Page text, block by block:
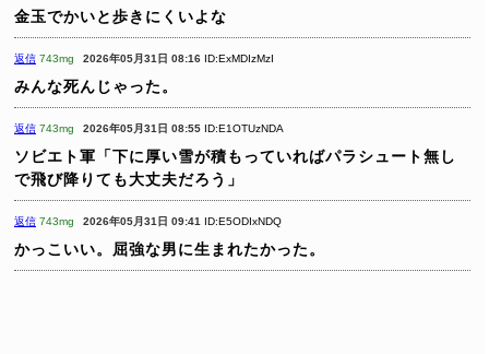
金玉でかいと歩きにくいよな
返信 743mg 2026年05月31日 08:16 ID:ExMDIzMzI
みんな死んじゃった。
返信 743mg 2026年05月31日 08:55 ID:E1OTUzNDA
ソビエト軍「下に厚い雪が積もっていればパラシュート無し
で飛び降りても大丈夫だろう」
返信 743mg 2026年05月31日 09:41 ID:E5ODIxNDQ
かっこいい。屈強な男に生まれたかった。